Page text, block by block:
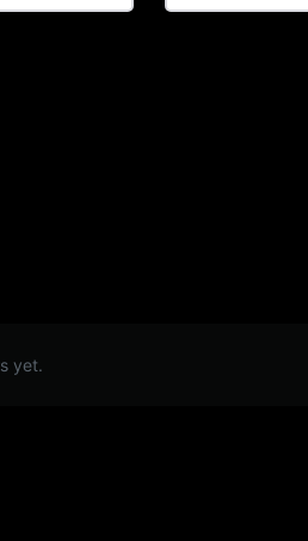
yet.